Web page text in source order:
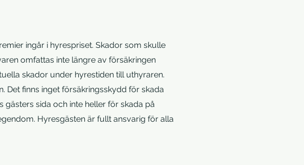
ingår i hyrespriset. Skador som skulle
omfattas inte längre av försäkringen
skador under hyrestiden till uthyraren.
Det finns inget försäkringsskydd för skada
sida och inte heller för skada på
Hyresgästen är fullt ansvarig för alla